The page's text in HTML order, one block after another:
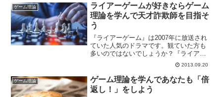
ゲーム理論
ライアーゲームが好きならゲーム
理論を学んで天才詐欺師を目指そ
う
『ライアーゲーム』は2007年に放送され
ていた人気のドラマです。観ていた方も
多いのではないでしょうか？『ライアー
ゲーム』が好きな人にはぜひ学んで欲し
いものがあります。ずばり・・・ゲーム
理論です！もともと『ライアーゲーム』
のストーリーはゲーム...
2013.09.20
ゲーム理論
ゲーム理論を学んであなたも「倍
返し！」をしよう